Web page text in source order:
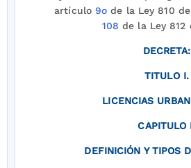
artículo 9o de la Ley 810
108 de la Ley 812
DECRETA:
TITULO I.
LICENCIAS
CAPITULO
DEFINICIÓN Y TIPOS